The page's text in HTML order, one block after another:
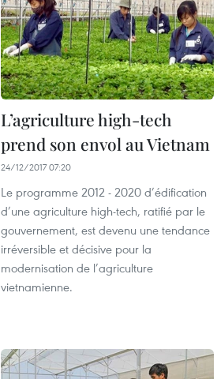
L’agriculture high-tech
prend son envol au Vietnam
24/12/2017 07:20
Le programme 2012 - 2020 d’édification
d’une agriculture high-tech, ratifié par le
gouvernement, est devenu une tendance
irréversible et décisive pour la
modernisation de l’agriculture
vietnamienne.